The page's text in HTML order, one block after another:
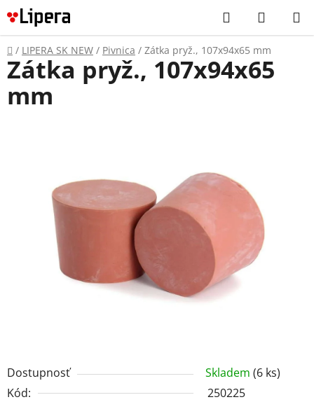
Prejsť
na
obsah
Hľadať
KOŠÍK
Domov
/ LIPERA SK NEW / Pivnica / Zátka pryž., 107x94x65 mm
Dostupnosť Skladem (6 ks)
Kód:
250225
Zátka pryž., 107x94x65
mm